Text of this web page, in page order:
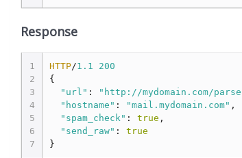
Response
1
2
3
4
5
6
7
HTTP/1.1
200
{
"url" : "http://mydomain.com/
"hostname" : "mail.mydomain.com" ,
"spam_check" : true ,
"send_raw" :
true
}